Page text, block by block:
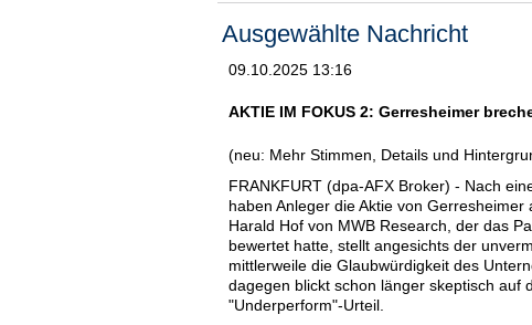
Ausgewählte Nachricht
09.10.2025 13:16
AKTIE IM FOKUS 2: Gerresheimer
(neu: Mehr Stimmen, Details und
FRANKFURT (dpa-AFX Broker) - Nach
haben Anleger die Aktie von
Harald Hof von MWB Research, der das
bewertet hatte, stellt angesichts der
mittlerweile die Glaubwürdigkeit des
dagegen blickt schon länger skeptisch auf
"Underperform"-Urteil.